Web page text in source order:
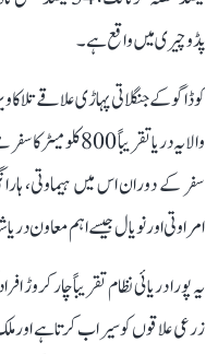
پڈوچیری میں واقع ہے۔
والا یہ دریا
سفر کے دوران اس میں ہیماوتی،
امراوتی اور نویال جیسے اہم معاون
یہ پورا دریائی نظام تقریباً چار کروڑ
زرعی علاقوں کو سیراب کرتا ہے